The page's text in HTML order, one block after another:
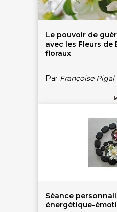
Le pouvoir de
avec les Fleurs de
floraux
Par Françoise Pigal
Séance
énergétique-